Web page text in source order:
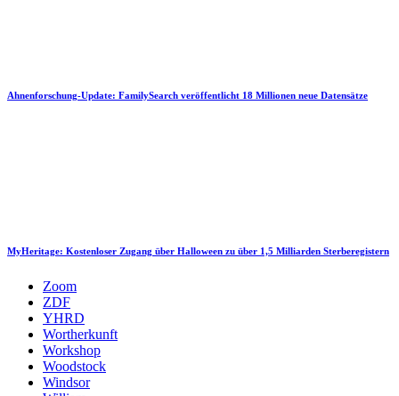
Ahnenforschung-Update: FamilySearch veröffentlicht 18 Millionen neue Datensätze
MyHeritage: Kostenloser Zugang über Halloween zu über 1,5 Milliarden Sterberegistern
Zoom
ZDF
YHRD
Wortherkunft
Workshop
Woodstock
Windsor